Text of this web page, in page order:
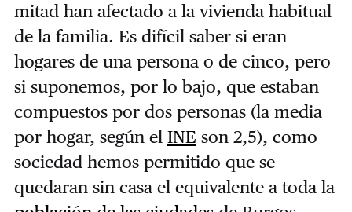
mitad han afectado a la vivienda habitual
de la familia. Es difícil saber si eran
hogares de una persona o de cinco, pero
si suponemos, por lo bajo, que estaban
compuestos por dos personas (la media
por hogar, según el INE son 2,5), como
sociedad hemos permitido que se
quedaran sin casa el equivalente a toda la